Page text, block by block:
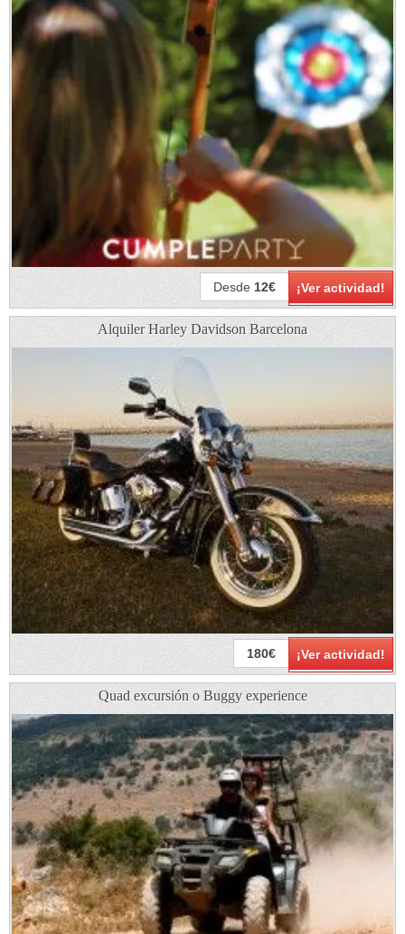
¡Ver actividad!
Desde 12€
Alquiler Harley Davidson Barcelona​
¡Ver actividad!
180€
Quad excursión o Buggy experience